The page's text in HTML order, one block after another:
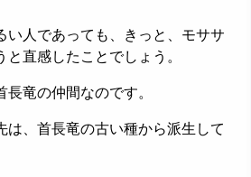
い人であっても、きっと、モササ
直感したことでしょう。
竜の仲間なのです。
は、首長竜の古い種から派生して